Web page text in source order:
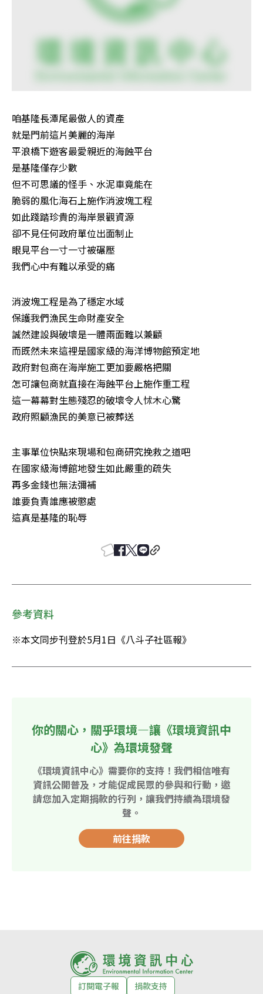
咱基隆長潭尾最傲人的資產
就是門前這片美麗的海岸
平浪橋下遊客最愛親近的海蝕平台
是基隆僅存少數
但不可思議的怪手、水泥車竟能在
脆弱的風化海石上施作消波塊工程
如此踐踏珍貴的海岸景觀資源
卻不見任何政府單位出面制止
眼見平台一寸一寸被碾壓
我們心中有難以承受的痛
消波塊工程是為了穩定水域
保護我們漁民生命財產安全
誠然建設與破壞是一體兩面難以兼顧
而既然未來這裡是國家級的海洋博物館預定地
政府對包商在海岸施工更加要嚴格把關
怎可讓包商就直接在海蝕平台上施作重工程
這一幕幕對生態殘忍的破壞令人怵木心驚
政府照顧漁民的美意已被葬送
主事單位快點來現場和包商研究挽救之道吧
在國家級海博館地發生如此嚴重的疏失
再多金錢也無法彌補
誰要負責誰應被懲處
這真是基隆的恥辱
參考資料
※本文同步刊登於5月1日《八斗子社區報》
你的關心，關乎環境—讓《環境資訊中
心》為環境發聲
《環境資訊中心》需要你的支持！我們相信唯有
資訊公開普及，才能促成民眾的參與和行動，邀
請您加入定期捐款的行列，讓我們持續為環境發
聲。
前往捐款
訂閱電子報 捐款支持